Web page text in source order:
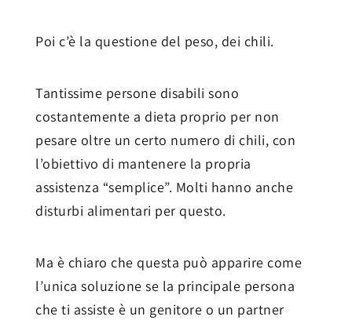
Poi c’è la questione del peso, dei chili.
Tantissime persone disabili sono
costantemente a dieta proprio per non
pesare oltre un certo numero di chili, con
l’obiettivo di mantenere la propria
assistenza “semplice”. Molti hanno anche
disturbi alimentari per questo.
Ma è chiaro che questa può apparire come
l’unica soluzione se la principale persona
che ti assiste è un genitore o un partner